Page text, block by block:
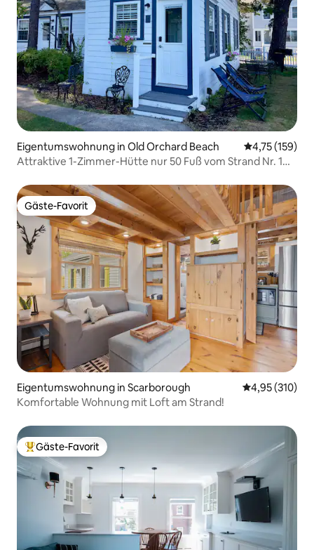
Eigentumswohnung in Old Orchard Beach
4,75 (159)
Attraktive 1-Zimmer-Hütte nur 50 Fuß vom Strand Nr. 1
Gäste-Favorit
Gäste-Favorit
Eigentumswohnung in Scarborough
4,95 (310)
Komfortable Wohnung mit Loft am Strand!
Beliebter Gäste-Favorit.
Gäste-Favorit